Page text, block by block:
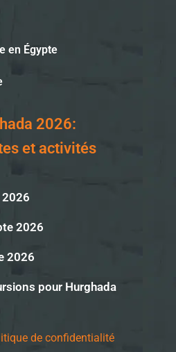
en Égypte
2026:
et activités
2026
2026
pour Hurghada
de confidentialité